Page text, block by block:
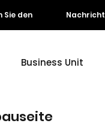
Business Unit
Sie den Nachricht